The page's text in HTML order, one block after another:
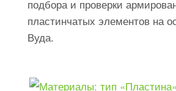
подбора и проверки
пластинчатых элементов на
Вуда.